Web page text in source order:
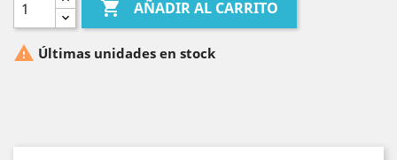
 AÑADIR AL CARRITO
 Últimas unidades en stock